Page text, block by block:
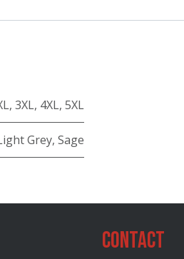
, 3XL, 4XL, 5XL
Grey, Sage
Contact